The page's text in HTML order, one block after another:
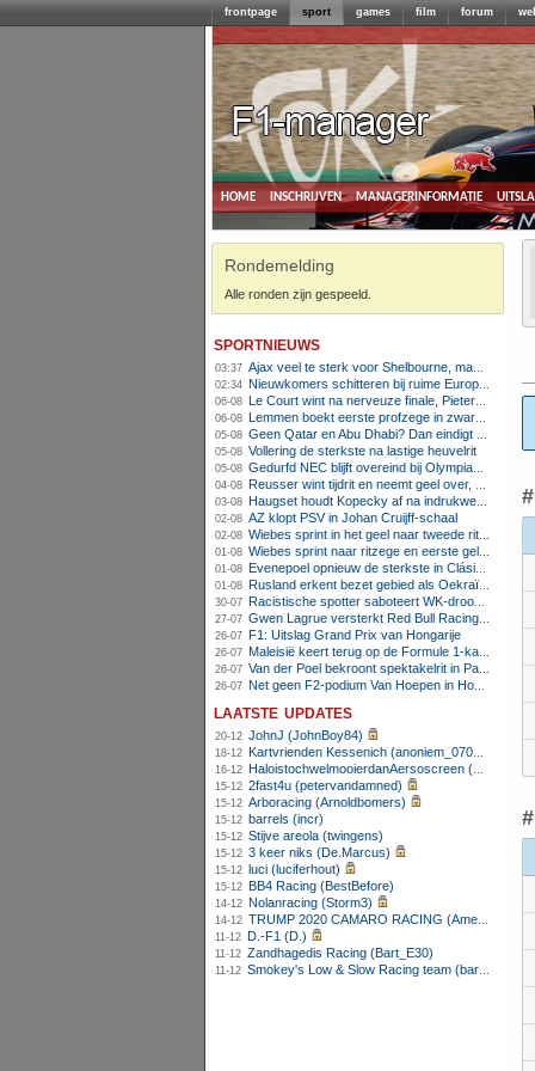
frontpage sport games film forum
home inschrijven managerinformatie
Rondemelding
Alle ronden zijn gespeeld.
sportnieuws
03:37 Ajax veel te sterk voor Shelbourne, maar houdt schade beperkt
02:34 Nieuwkomers schitteren bij ruime Europese zege FC Twente
06-08 Le Court wint na nerveuze finale, Pieterse derde
06-08 Lemmen boekt eerste profzege in zware Ronde van Polen-rit
05-08 Geen Qatar en Abu Dhabi? Dan eindigt Formule 1-seizoen mogelijk in Europa
05-08 Vollering de sterkste na lastige heuvelrit
05-08 Gedurfd NEC blijft overeind bij Olympiakos
04-08 Reusser wint tijdrit en neemt geel over, Nooijen knap tweede
03-08 Haugset houdt Kopecky af na indrukwekkende solo van 86 kilometer
02-08 AZ klopt PSV in Johan Cruijff-schaal
02-08 Wiebes sprint in het geel naar tweede ritzege
01-08 Wiebes sprint naar ritzege en eerste gele trui in Tour Femmes
01-08 Evenepoel opnieuw de sterkste in Clásica San Sebastián
01-08 Rusland erkent bezet gebied als Oekraïens voor opheffing IOC-schorsing
30-07 Racistische spotter saboteert WK-droom van powerliftster
27-07 Gwen Lagrue versterkt Red Bull Racing vanaf 2027
26-07 F1: Uitslag Grand Prix van Hongarije
26-07 Maleisië keert terug op de Formule 1-kalender in 2026
26-07 Van der Poel bekroont spektakelrit in Parijs met nipte zege; eindzege Pogacar
26-07 Net geen F2-podium Van Hoepen in Hongarije, Leon maakt indruk
laatste updates
20-12 JohnJ (JohnBoy84)
18-12 Kartvrienden Kessenich (anoniem_07082025124615)
16-12 HaloistochwelmooierdanAersoscreen (Meike26)
15-12 2fast4u (petervandamned)
15-12 Arboracing (Arnoldbomers)
15-12 barrels (incr)
15-12 Stijve areola (twingens)
15-12 3 keer niks (De.Marcus)
15-12 luci (luciferhout)
15-12 BB4 Racing (BestBefore)
14-12 Nolanracing (Storm3)
14-12 TRUMP 2020 CAMARO RACING (AmenhotepIV)
11-12 D.-F1 (D.)
11-12 Zandhagedis Racing (Bart_E30)
11-12 Smokey's Low & Slow Racing team (bartello)